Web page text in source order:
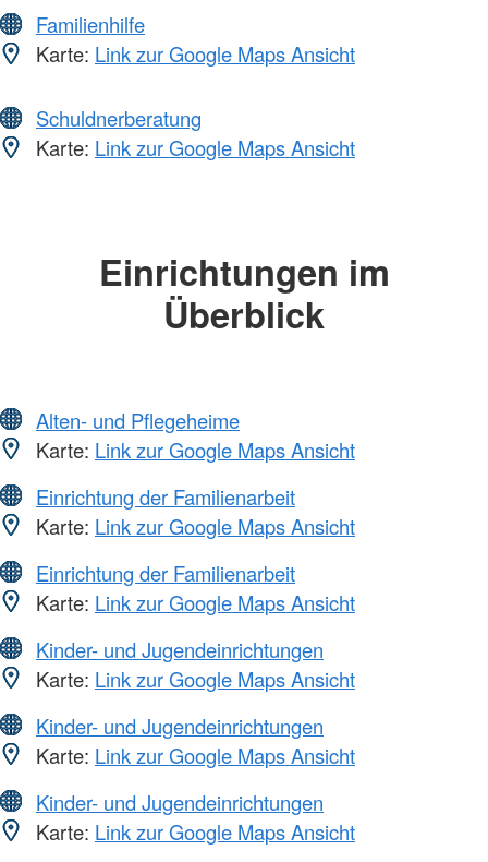
Familienhilfe
Karte: Link zur Google Maps Ansicht
Schuldnerberatung
Karte: Link zur Google Maps Ansicht
Einrichtungen im
Überblick
Alten- und Pflegeheime
Karte: Link zur Google Maps Ansicht
Einrichtung der Familienarbeit
Karte: Link zur Google Maps Ansicht
Einrichtung der Familienarbeit
Karte: Link zur Google Maps Ansicht
Kinder- und Jugendeinrichtungen
Karte: Link zur Google Maps Ansicht
Kinder- und Jugendeinrichtungen
Karte: Link zur Google Maps Ansicht
Kinder- und Jugendeinrichtungen
Karte: Link zur Google Maps Ansicht